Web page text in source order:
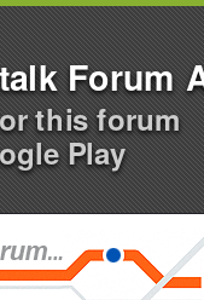
Forum
this forum
Play